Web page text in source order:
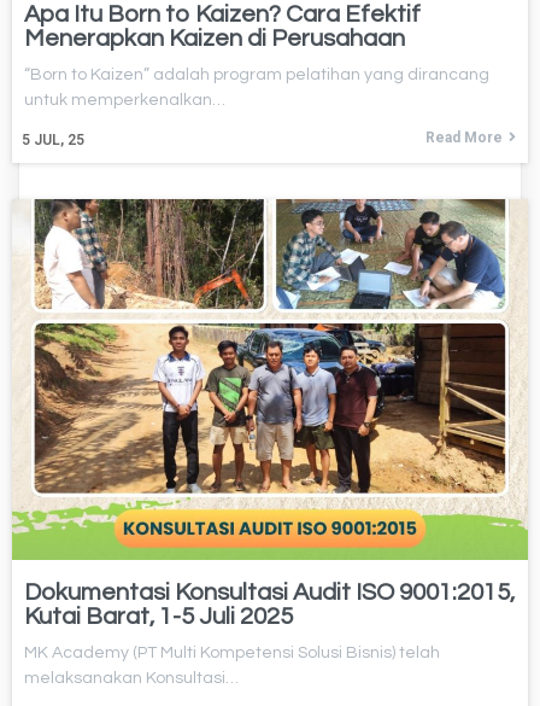
Apa Itu Born to Kaizen? Cara Efektif
Menerapkan Kaizen di Perusahaan
5 JUL, 25
​“Born to Kaizen” adalah program pelatihan yang dirancang
untuk memperkenalkan…
Read More
Dokumentasi Konsultasi Audit ISO 9001:2015,
Kutai Barat, 1-5 Juli 2025
MK Academy (PT Multi Kompetensi Solusi Bisnis) telah
melaksanakan Konsultasi…